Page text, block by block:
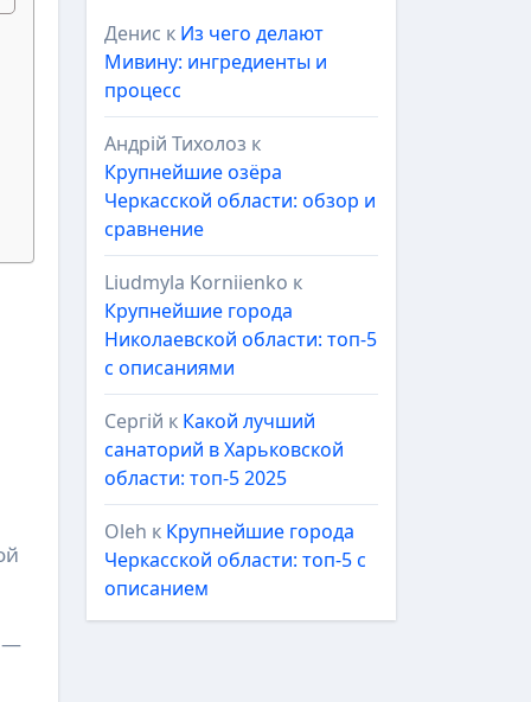
—
Денис к Из чего делают
Мивину: ингредиенты и
процесс
Андрій Тихолоз к
Крупнейшие озёра
Черкасской области: обзор и
сравнение
Liudmyla Korniienko к
Крупнейшие города
Николаевской области: топ-5
с описаниями
Сергій к Какой лучший
санаторий в Харьковской
области: топ-5 2025
Oleh к Крупнейшие города
Черкасской области: топ-5 с
описанием